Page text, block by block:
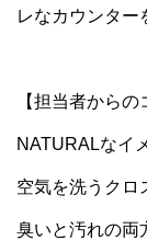
レなカウンター
【担当者からの
NATURALなイ
空気を洗うクロ
臭いと汚れの両